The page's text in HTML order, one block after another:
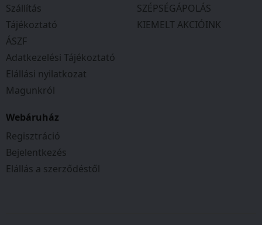
Szállítás
Tájékoztató
ÁSZF
Adatkezelési Tájékoztató
Elállási nyilatkozat
Magunkról
SZÉPSÉGÁPOLÁS
KIEMELT AKCIÓINK
Webáruház
Regisztráció
Bejelentkezés
Elállás a szerződéstől